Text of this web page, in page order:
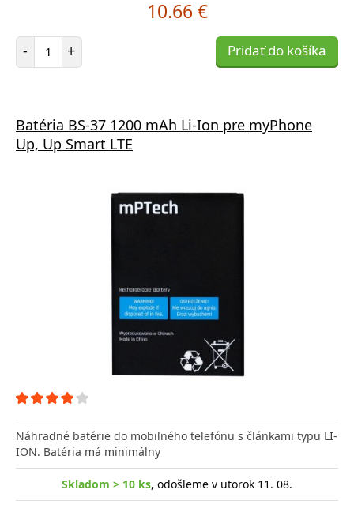
10.66 €
- Počet položiek
+ Pridať do košíka
Batéria BS-37 1200 mAh Li-Ion pre myPhone
Up, Up Smart LTE
Náhradné batérie do mobilného telefónu s článkami typu LI-
ION. Batéria má minimálny
Skladom > 10 ks, odošleme v utorok 11. 08.